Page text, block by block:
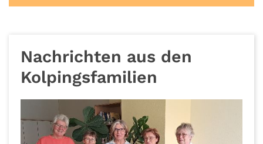
Nachrichten aus den
Kolpingsfamilien